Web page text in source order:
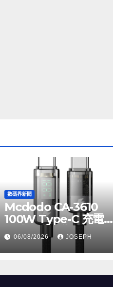
數碼界新聞
Mcdodo CA-3610
100W Type-C 充電線
正式上市，售價
HK$115
06/08/2026 JOSEPH